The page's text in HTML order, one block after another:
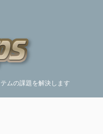
ムの課題を解決します